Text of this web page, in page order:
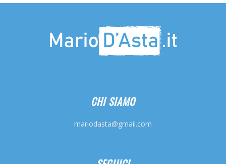
CHI SIAMO
mariodasta@gmail.com